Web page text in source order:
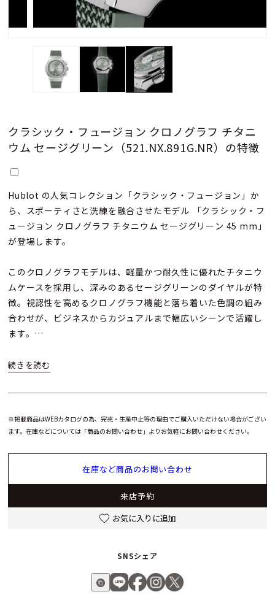
クラシック・フュージョン クロノグラフ チタニ
ウム セージグリーン（521.NX.891G.NR）の特徴
Hublot の人気コレクション「クラシック・フュージョン」か
ら、スポーティさと洗練を融合させたモデル―― 「クラシック・フ
ュージョン クロノグラフ チタニウム セージグリーン 45 mm」
が登場します。
このクロノグラフモデルは、軽量かつ耐久性に優れたチタニウ
ムケースを採用し、深みのあるセージグリーンのダイヤルが特
徴。視認性を高めるクロノグラフ機能と落ち着いた色調の組み
合わせが、ビジネスからカジュアルまで幅広いシーンで活躍し
ます。
ムーブメントには信頼性の高い自動巻きキャリバーを搭載し、
を与えながらも、着け心地の良さを保ちます。クラシック・フ
が、高級時計としての価値をさらに高めています。
クラシック・フュージョン クロノグラフ チタニウム セージグ
リーンは、ウブロの卓越した技術と美意識を感じられるラグジ
ュアリーウォッチ。 初めてのラグジュアリーウォッチ購入を検
討する方にも、ウブロ愛好家の方のコレクションにもおすすめ
※掲載商品はWEBカタログの為、完売・生産中止等の理由でご購入いただけない場合がござい
ます。在庫などについては「商品のお問い合わせ」よりお気軽にお問い合わせください。
在庫など商品のお問い合わせ
来店予約
お気に入りに追加
SNSシェア